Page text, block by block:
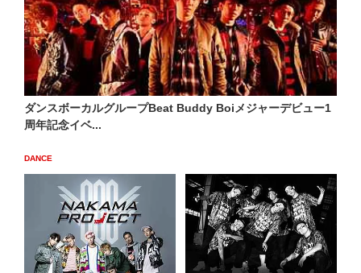
ダンスボーカルグループBeat Buddy Boiメジャーデビュー1
周年記念イベ...
DANCE